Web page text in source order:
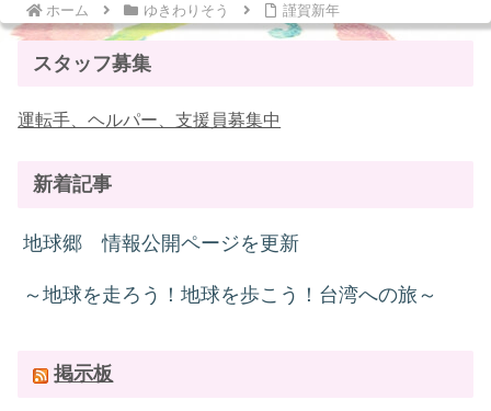
ホーム ゆきわりそう 謹賀新年
スタッフ募集
運転手、ヘルパー、支援員募集中
新着記事
地球郷 情報公開ページを更新
～地球を走ろう！地球を歩こう！台湾への旅～
掲示板